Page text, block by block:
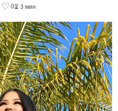
♡ 0⏳ 3 мин